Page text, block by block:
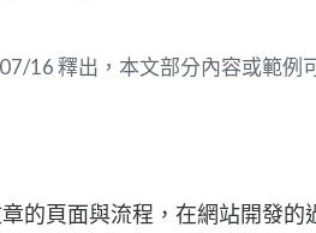
16 釋出，本文部分內容或範例
的頁面與流程，在網站開發的